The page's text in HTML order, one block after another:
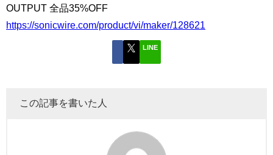
OUTPUT 全品35%OFF
https://sonicwire.com/product/vi/maker/128621
LINE
この記事を書いた人